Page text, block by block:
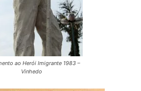
ao Herói Imigrante 1983 –
Vinhedo